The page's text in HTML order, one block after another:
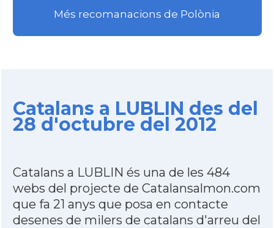
Més recomanacions de Polònia
Catalans a LUBLIN des del
28 d'octubre del 2012
Catalans a LUBLIN és una de les 484
webs del projecte de Catalansalmon.com
que fa 21 anys que posa en contacte
desenes de milers de catalans d'arreu del